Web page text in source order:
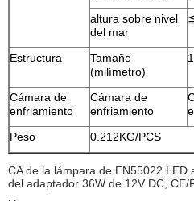
altura sobre nivel
del mar
Estructura
Tamaño
(milímetro)
Cámara de
enfriamiento
Cámara de
enfriamiento
Peso
0.212KG/PCS
CA de la lámpara de EN55022 LED
del adaptador 36W de 12V DC, CE/